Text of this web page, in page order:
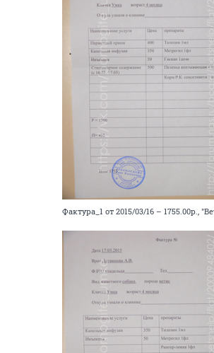
Фактура_1 от 2015/03/16 – 1755.00р.,